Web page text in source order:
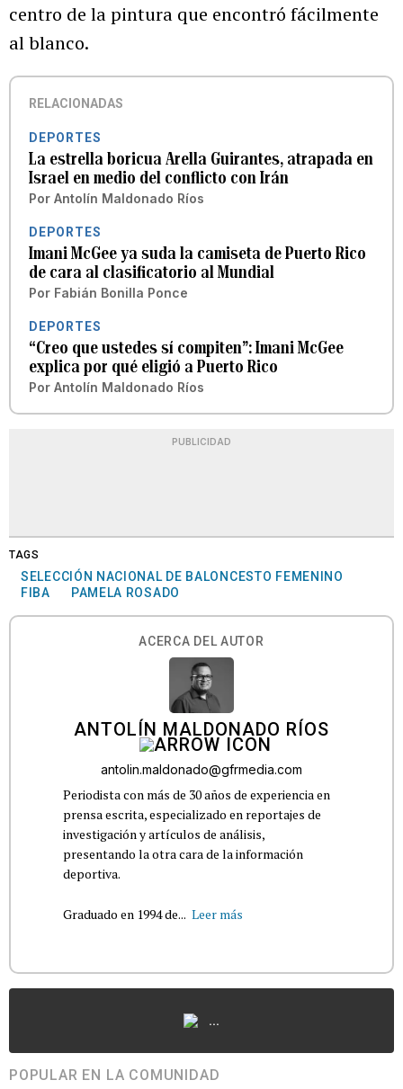
centro de la pintura que encontró fácilmente
al blanco.
RELACIONADAS
DEPORTES
La estrella boricua Arella Guirantes, atrapada en
Israel en medio del conflicto con Irán
Por Antolín Maldonado Ríos
DEPORTES
Imani McGee ya suda la camiseta de Puerto Rico
de cara al clasificatorio al Mundial
Por Fabián Bonilla Ponce
DEPORTES
“Creo que ustedes sí compiten”: Imani McGee
explica por qué eligió a Puerto Rico
Por Antolín Maldonado Ríos
PUBLICIDAD
TAGS
SELECCIÓN NACIONAL DE BALONCESTO FEMENINO
FIBA
PAMELA ROSADO
ACERCA DEL AUTOR
ANTOLÍN MALDONADO RÍOS
antolin.maldonado@gfrmedia.com
Periodista con más de 30 años de experiencia en
prensa escrita, especializado en reportajes de
investigación y artículos de análisis,
presentando la otra cara de la información
deportiva.
Graduado en 1994 de... Leer más
...
POPULAR EN LA COMUNIDAD